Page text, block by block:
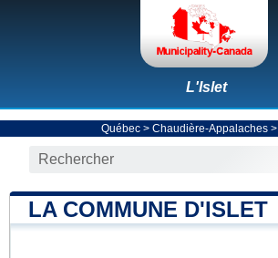
L'Islet
Québec> Chaudière-Appalaches>
LA COMMUNE D'ISLET